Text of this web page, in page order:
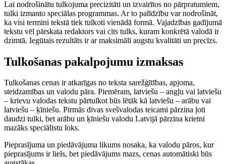
Lai nodrošinātu tulkojuma precizitāti un izvairītos no pārpratumiem,
tulki izmanto speciālas programmas. Ar to palīdzību var nodrošināt,
ka visi termini tekstā tiek tulkoti vienādā formā. Vajadzības gadījumā
tekstu vēl pārskata redaktors vai cits tulks, kuram konkrētā valodā ir
dzimtā. Iegūtais rezultāts ir ar maksimāli augstu kvalitāti un precīzs.
Tulkošanas pakalpojumu izmaksas
Tulkošanas cenas ir atkarīgas no teksta sarežģītības, apjoma,
steidzamības un valodu pāra. Piemēram, latviešu – angļu vai latviešu
– krievu valodas tekstu pārtulkot būs lētāk kā latviešu – arābu vai
latviešu – ķīniešu. Pirmās divas svešvalodas teicami pārzina ļoti
daudzi tulki, bet arābu un ķīniešu valodu Latvijā pārzina krietni
mazāks speciālistu loks.
Pieprasījuma un piedāvājuma likums nosaka, ka valodu pāros, kur
pieprasījums ir liels, bet piedāvājums mazs, cenas automātiski būs